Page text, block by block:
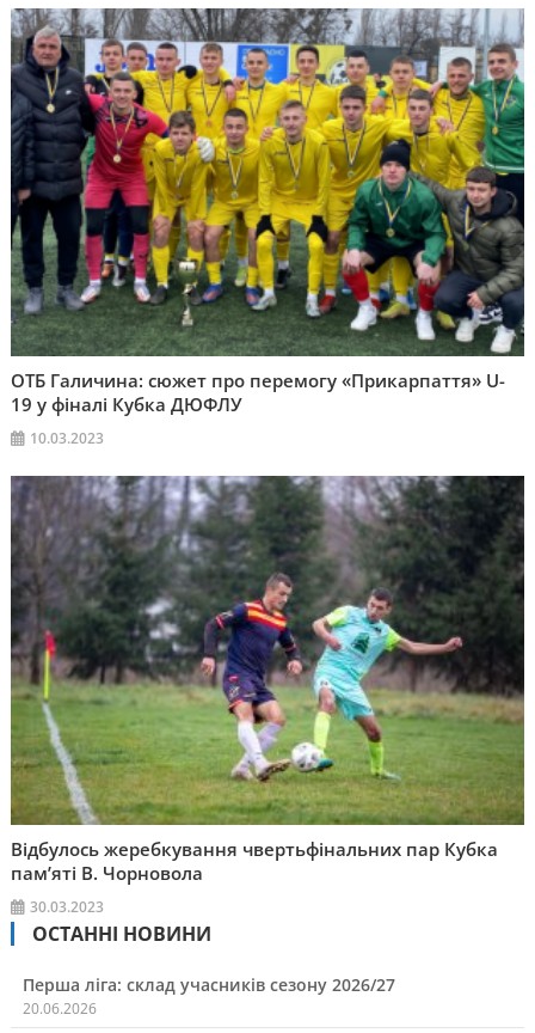
ОТБ Галичина: сюжет про перемогу «Прикарпаття» U-
19 у фіналі Кубка ДЮФЛУ
10.03.2023
Відбулось жеребкування чвертьфінальних пар Кубка
пам’яті В. Чорновола
30.03.2023
ОСТАННІ НОВИНИ
Перша ліга: склад учасників сезону 2026/27
20.06.2026